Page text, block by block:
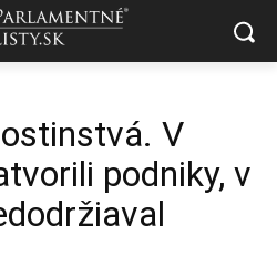
V
podniky, v